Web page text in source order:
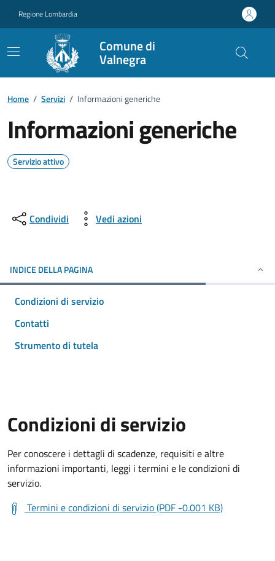
Regione Lombardia
Comune di
Valnegra
Home / Servizi / Informazioni generiche
Informazioni generiche
Servizio attivo
Condividi Vedi azioni
INDICE DELLA PAGINA
Condizioni di servizio
Contatti
Strumento di tutela
Condizioni di servizio
Per conoscere i dettagli di scadenze, requisiti e altre
informazioni importanti, leggi i termini e le condizioni di
servizio.
Termini e condizioni di servizio (PDF -0.001 KB)